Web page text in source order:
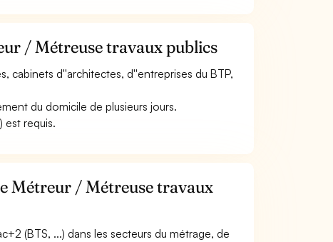
/ Métreuse travaux publics
cabinets d''architectes, d''entreprises du BTP,
du domicile de plusieurs jours.
est requis.
Métreur / Métreuse travaux
(BTS, ...) dans les secteurs du métrage, de